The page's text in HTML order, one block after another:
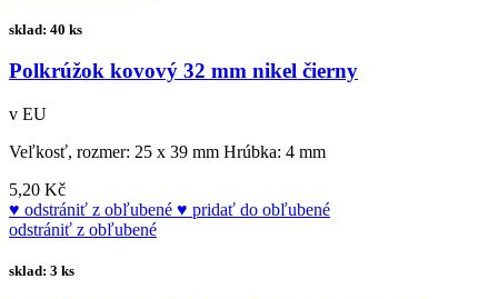
sklad: 40 ks
Polkrúžok kovový 32 mm nikel čierny
v EU
Veľkosť, rozmer: 25 x 39 mm Hrúbka: 4 mm
5,20 Kč
odstrániť z obľubené
pridať do obľubené
odstrániť z obľubené
sklad: 3 ks